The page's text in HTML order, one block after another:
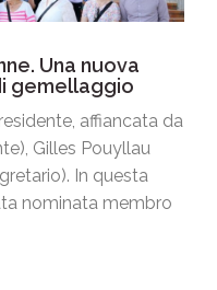
Una nuova
gemellaggio
affiancata da
Gilles Pouyllau
In questa
nominata membro